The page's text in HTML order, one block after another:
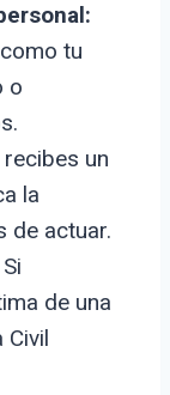
tu
o
recibes un
la
de actuar.
Si
de una
Civil